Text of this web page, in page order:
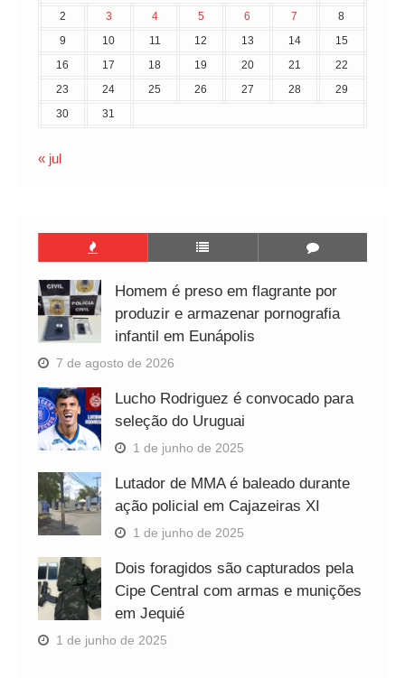
2
3 4 5 6 7
8
9
10 11 12 13 14
15
16
17 18 19 20 21
22
23
24 25 26 27 28
29
30
31
« jul
Homem é preso em flagrante por
produzir e armazenar pornografia
infantil em Eunápolis
7 de agosto de 2026
Lucho Rodriguez é convocado para
seleção do Uruguai
1 de junho de 2025
Lutador de MMA é baleado durante
ação policial em Cajazeiras XI
1 de junho de 2025
Dois foragidos são capturados pela
Cipe Central com armas e munições
em Jequié
1 de junho de 2025